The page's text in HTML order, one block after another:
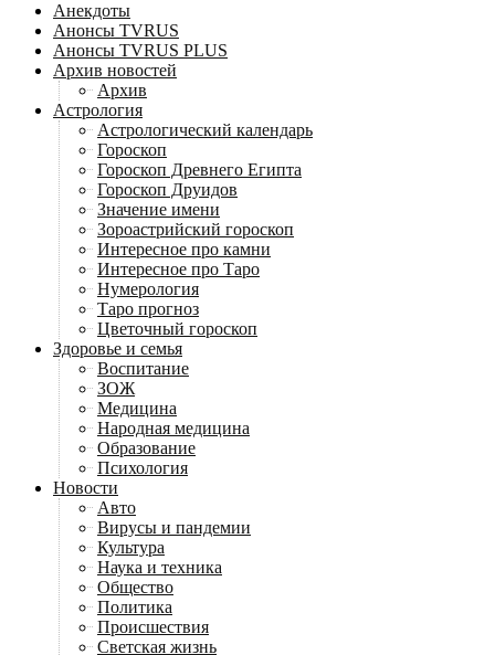
Анекдоты
Анонсы TVRUS
Анонсы TVRUS PLUS
Архив новостей
Архив
Астрология
Астрологический календарь
Гороскоп
Гороскоп Древнего Египта
Гороскоп Друидов
Значение имени
Зороастрийский гороскоп
Интересное про камни
Интересное про Таро
Нумерология
Таро прогноз
Цветочный гороскоп
Здоровье и семья
Воспитание
ЗОЖ
Медицина
Народная медицина
Образование
Психология
Новости
Авто
Вирусы и пандемии
Культура
Наука и техника
Общество
Политика
Происшествия
Светская жизнь